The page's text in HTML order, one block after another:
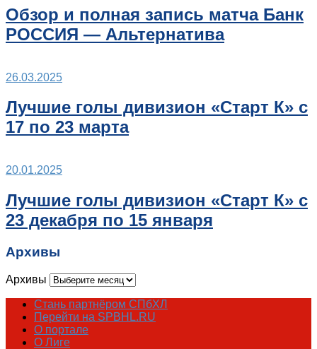
Обзор и полная запись матча Банк
РОССИЯ — Альтернатива
26.03.2025
Лучшие голы дивизион «Старт К» с
17 по 23 марта
20.01.2025
Лучшие голы дивизион «Старт К» с
23 декабря по 15 января
Архивы
Архивы
Стань партнёром СПбХЛ
Перейти на SPBHL.RU
О портале
О Лиге